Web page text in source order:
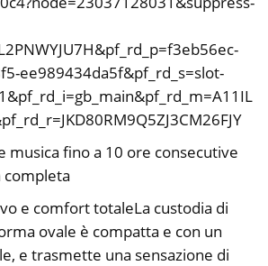
ee989434da5f&pf_rd_s=slot-
musica fino a 10 ore consecutive
completa
e comfort totaleLa custodia di
ovale è compatta e con un
e trasmette una sensazione di